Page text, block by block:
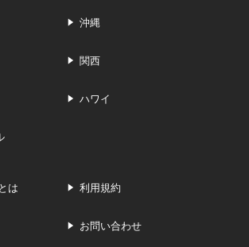
沖縄
関西
ハワイ
は 利用規約
お問い合わせ